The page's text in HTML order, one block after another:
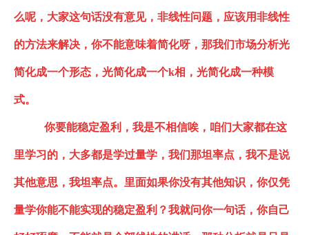
么呢，大家这句话没有意见，非线性问题，应该用非线性
的方法来解决，你不能意味着简化呀，那我们市场分析光
简化成一个形态，光简化成一个k相，光简化成一种模
式。
你要能稳定盈利，我是不相信唉，咱们大家都在这
里学习的，大多都是学过量学，我们那坦率点，我不是说
其他意思，我坦率点。里面如果你没有其他知识，你仅凭
量学你能不能实现的稳定盈利？我就问你一句话，你自己